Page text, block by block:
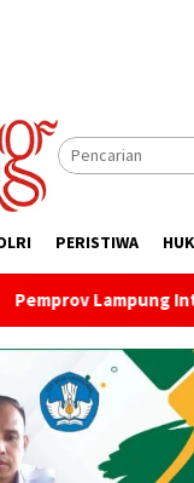
PERISTIWA